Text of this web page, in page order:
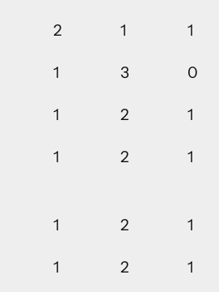
2 1 1
1 3 0
1 2 1
1 2 1
1 2 1
1 2 1